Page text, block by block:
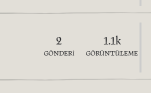
2
GÖNDERI
1.1k
GÖRÜNTÜLEME